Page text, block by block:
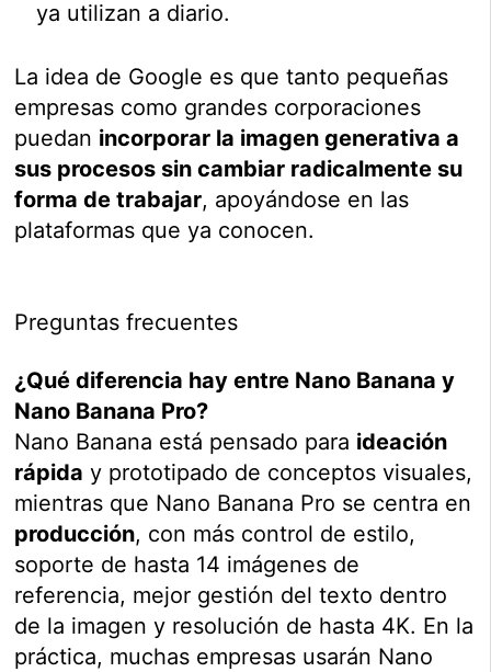
ya utilizan a diario.
La idea de Google es que tanto pequeñas
empresas como grandes corporaciones
puedan incorporar la imagen generativa a
sus procesos sin cambiar radicalmente su
forma de trabajar, apoyándose en las
plataformas que ya conocen.
Preguntas frecuentes
¿Qué diferencia hay entre Nano Banana y
Nano Banana Pro?
Nano Banana está pensado para ideación
rápida y prototipado de conceptos visuales,
mientras que Nano Banana Pro se centra en
producción, con más control de estilo,
soporte de hasta 14 imágenes de
referencia, mejor gestión del texto dentro
de la imagen y resolución de hasta 4K. En la
práctica, muchas empresas usarán Nano